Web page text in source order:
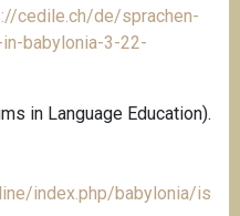
cedile.ch/de/sprachen-
babylonia-3-22-
in Language Education).
index.php/babylonia/is